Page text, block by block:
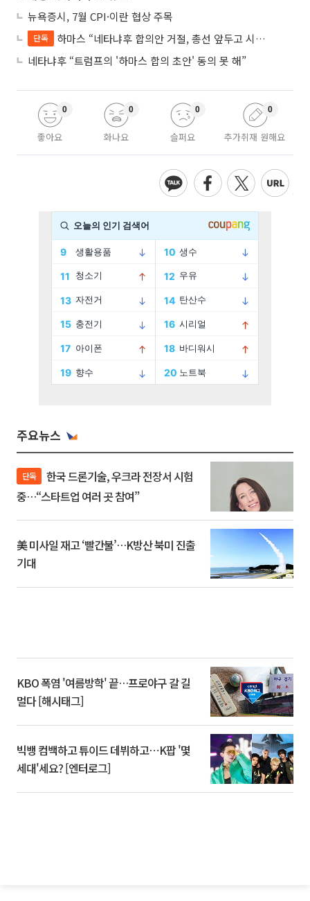
뉴욕증시, 7월 CPI·이란 협상 주목
단독
하마스 “네타냐후 합의안 거절, 총선 앞두고 시간 끌기”
네타냐후 “트럼프의 '하마스 합의 초안' 동의 못 해”
좋아요
0
화나요
0
슬퍼요
0
추가취재 원해요
0
주요뉴스
단독
중…“스타트업 여러 곳 참여”
美 미사일 재고 ‘빨간불’…K방산 북미 진출
기대
KBO 폭염 '여름방학' 끝…프로야구 갈 길
멀다 [해시태그]
빅뱅 컴백하고 튜이드 데뷔하고⋯K팝 '몇
세대'세요? [엔터로그]